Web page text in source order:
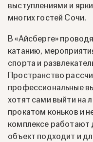
выступлениями и
многих гостей Сочи.
В «Айсберге»
катанию,
спорта и
Пространство
профессиональные
хотят сами выйти на
прокатом коньков и
комплексе работают
объект подходит и